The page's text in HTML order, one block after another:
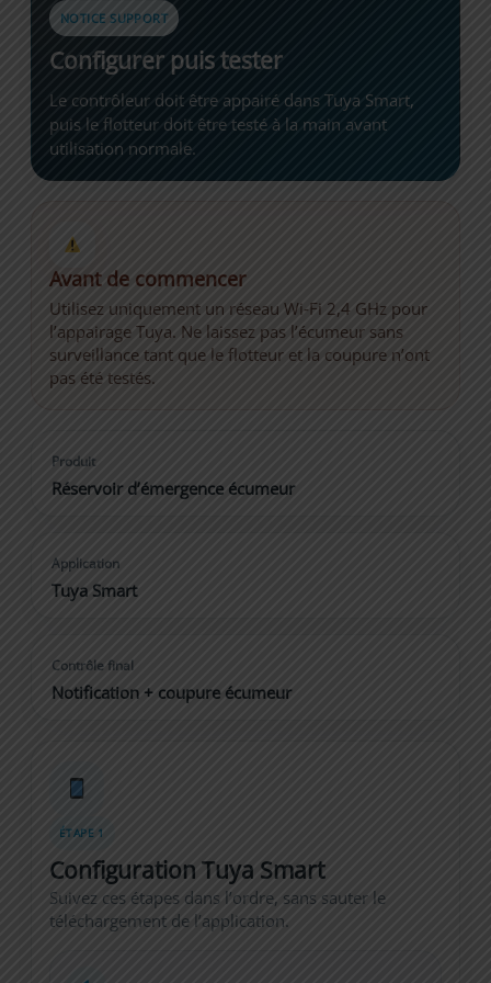
NOTICE SUPPORT
Configurer puis tester
Le contrôleur doit être appairé dans Tuya Smart,
puis le flotteur doit être testé à la main avant
utilisation normale.
Avant de commencer
Utilisez uniquement un réseau Wi‑Fi 2,4 GHz pour
l’appairage Tuya. Ne laissez pas l’écumeur sans
surveillance tant que le flotteur et la coupure n’ont
pas été testés.
Produit
Réservoir d’émergence écumeur
Application
Tuya Smart
Contrôle final
Notification + coupure écumeur
ÉTAPE 1
Configuration Tuya Smart
Suivez ces étapes dans l’ordre, sans sauter le
téléchargement de l’application.